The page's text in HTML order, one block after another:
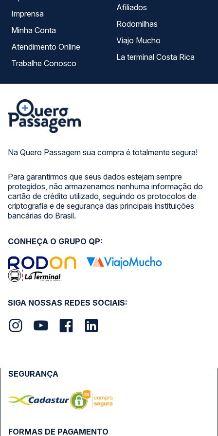
Na Quero Passagem sua compra é totalmente segura!
Para garantirmos que seus dados estejam sempre
protegidos, não armazenamos nenhuma informação do
cartão de crédito utilizado, seguindo os protocolos de
criptografia e de segurança das principais instituições
bancárias do Brasil.
Imprensa
Minha Conta
Atendimento Online
Trabalhe Conosco
Afiliados
Rodomilhas
Viajo Mucho
La terminal Costa Rica
SIGA NOSSAS REDES SOCIAIS:
CONHEÇA O GRUPO QP:
FORMAS DE PAGAMENTO
SEGURANÇA